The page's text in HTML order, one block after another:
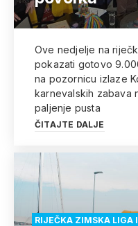
Ove nedjelje na
pokazati gotovo
na pozornicu izlaze
karnevalskih zabava
paljenje pusta
ČITAJTE DALJE
RIJEČKA ZIMSKA LIGA